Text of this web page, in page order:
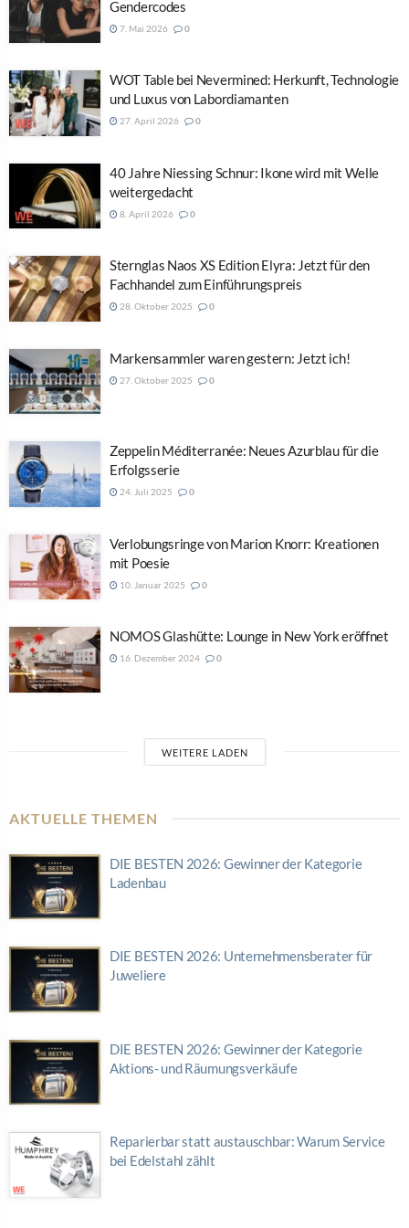
Gendercodes
7. Mai 2026 0
WOT Table bei Nevermined: Herkunft, Technologie
und Luxus von Labordiamanten
27. April 2026 0
40 Jahre Niessing Schnur: Ikone wird mit Welle
weitergedacht
8. April 2026 0
Sternglas Naos XS Edition Elyra: Jetzt für den
Fachhandel zum Einführungspreis
28. Oktober 2025 0
Markensammler waren gestern: Jetzt ich!
27. Oktober 2025 0
Zeppelin Méditerranée: Neues Azurblau für die
Erfolgsserie
24. Juli 2025 0
Verlobungsringe von Marion Knorr: Kreationen
mit Poesie
10. Januar 2025 0
NOMOS Glashütte: Lounge in New York eröffnet
16. Dezember 2024 0
WEITERE LADEN
AKTUELLE THEMEN
DIE BESTEN 2026: Gewinner der Kategorie
Ladenbau
DIE BESTEN 2026: Unternehmensberater für
Juweliere
DIE BESTEN 2026: Gewinner der Kategorie
Aktions- und Räumungsverkäufe
Reparierbar statt austauschbar: Warum Service
bei Edelstahl zählt